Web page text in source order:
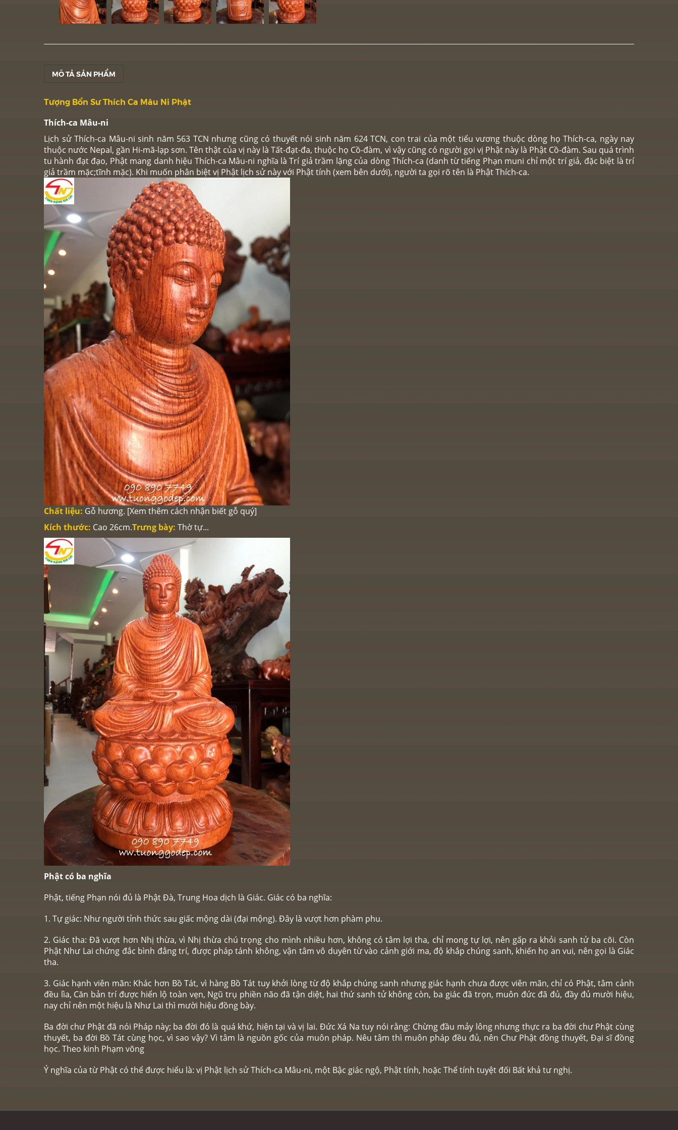
MÔ TẢ SẢN PHẨM
Tượng Bổn Sư Thích Ca Mâu Ni Phật
Thích-ca Mâu-ni
Lịch sử Thích-ca Mâu-ni sinh năm 563 TCN nhưng cũng có thuyết nói sinh năm 624 TCN, con trai của một tiểu vương thuộc dòng họ Thích-ca, ngày nay
thuộc nước Nepal, gần Hi-mã-lạp sơn. Tên thật của vị này là Tất-đạt-đa, thuộc họ Cồ-đàm, vì vậy cũng có người gọi vị Phật này là Phật Cồ-đàm. Sau quá trình
tu hành đạt đạo, Phật mang danh hiệu Thích-ca Mâu-ni nghĩa là Trí giả trầm lặng của dòng Thích-ca (danh từ tiếng Phạn muni chỉ một trí giả, đặc biệt là trí
giả trầm mặc;tĩnh mặc). Khi muốn phân biệt vị Phật lịch sử này với Phật tính (xem bên dưới), người ta gọi rõ tên là Phật Thích-ca.
Chất liệu: Gỗ hương. [Xem thêm cách nhận biết gỗ quý]
Kích thước: Cao 26cm.Trưng bày: Thờ tự...
Phật có ba nghĩa
Phật, tiếng Phạn nói đủ là Phật Đà, Trung Hoa dịch là Giác. Giác có ba nghĩa:
1. Tự giác: Như người tỉnh thức sau giấc mộng dài (đại mộng). Đây là vượt hơn phàm phu.
2. Giác tha: Đã vượt hơn Nhị thừa, vì Nhị thừa chú trọng cho mình nhiều hơn, không có tâm lợi tha, chỉ mong tự lợi, nên gấp ra khỏi sanh tử ba cõi. Còn
Phật Như Lai chứng đắc bình đẳng trí, được pháp tánh không, vận tâm vô duyên từ vào cảnh giới ma, độ khắp chúng sanh, khiến họ an vui, nên gọi là Giác
tha.
3. Giác hạnh viên mãn: Khác hơn Bồ Tát, vì hàng Bồ Tát tuy khởi lòng từ độ khắp chúng sanh nhưng giác hạnh chưa được viên mãn, chỉ có Phật, tâm cảnh
đều lìa, Căn bản trí được hiển lộ toàn vẹn, Ngũ trụ phiền não đã tận diệt, hai thứ sanh tử không còn, ba giác đã trọn, muôn đức đã đủ, đầy đủ mười hiệu,
nay chỉ nên một hiệu là Như Lai thì mười hiệu đồng bày.
Ba đời chư Phật đã nói Pháp này; ba đời đó là quá khứ, hiện tại và vị lai. Đức Xá Na tuy nói rằng: Chừng đầu mảy lông nhưng thực ra ba đời chư Phật cùng
thuyết, ba đời Bồ Tát cùng học, vì sao vậy? Vì tâm là nguồn gốc của muôn pháp. Nêu tâm thì muôn pháp đều đủ, nên Chư Phật đồng thuyết, Đại sĩ đồng
học. Theo kinh Phạm võng
Ý nghĩa của từ Phật có thể được hiểu là: vị Phật lịch sử Thích-ca Mâu-ni, một Bậc giác ngộ, Phật tính, hoặc Thể tính tuyệt đối Bất khả tư nghị.